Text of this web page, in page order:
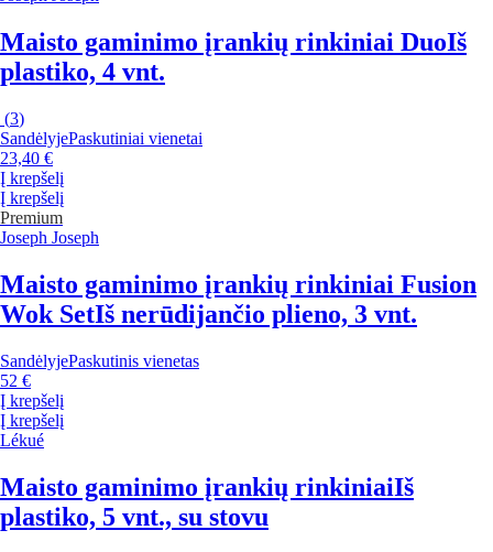
Maisto gaminimo įrankių rinkiniai DuoIš
plastiko, 4 vnt.
(3)
SandėlyjePaskutiniai vienetai
23,40 €
Į krepšelį
Į krepšelį
Premium
Joseph Joseph
Maisto gaminimo įrankių rinkiniai Fusion
Wok SetIš nerūdijančio plieno, 3 vnt.
SandėlyjePaskutinis vienetas
52 €
Į krepšelį
Į krepšelį
Lékué
Maisto gaminimo įrankių rinkiniaiIš
plastiko, 5 vnt., su stovu